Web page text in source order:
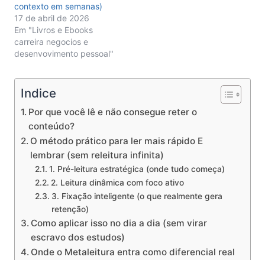
contexto em semanas)
17 de abril de 2026
Em "Livros e Ebooks
carreira negocios e
desenvovimento pessoal"
Indice
Por que você lê e não consegue reter o
conteúdo?
O método prático para ler mais rápido E
lembrar (sem releitura infinita)
1. Pré-leitura estratégica (onde tudo começa)
2. Leitura dinâmica com foco ativo
3. Fixação inteligente (o que realmente gera
retenção)
Como aplicar isso no dia a dia (sem virar
escravo dos estudos)
Onde o Metaleitura entra como diferencial real